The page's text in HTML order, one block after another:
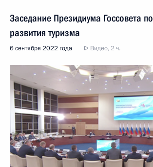
Заседание Президиума Госсовета
развития туризма
6 сентября 2022 года Видео, 2 ч.